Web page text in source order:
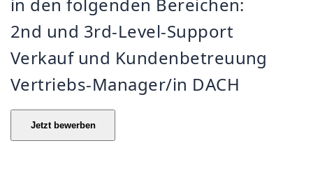
2nd und 3rd-Level-Support
Verkauf und Kundenbetreuung
Vertriebs-Manager/in DACH